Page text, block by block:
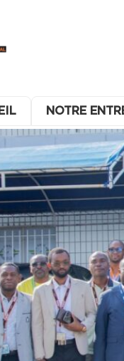
NOTRE